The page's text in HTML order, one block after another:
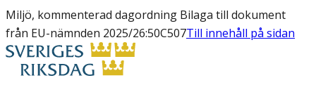
Miljö, kommenterad dagordning Bilaga till dokument
från EU-nämnden 2025/26:50C507Till innehåll på sidan